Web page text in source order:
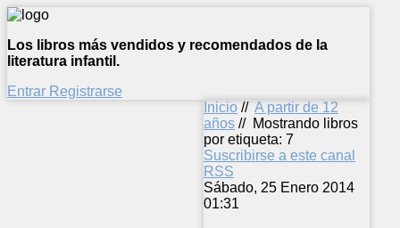
Los libros más vendidos y recomendados de la
literatura infantil.
Entrar Registrarse
Inicio // A partir de 12
años // Mostrando libros
por etiqueta: 7
Suscribirse a este canal
RSS
Sábado, 25 Enero 2014
01:31